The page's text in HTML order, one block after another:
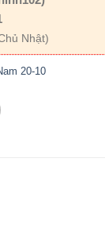
Nhật)
20-10